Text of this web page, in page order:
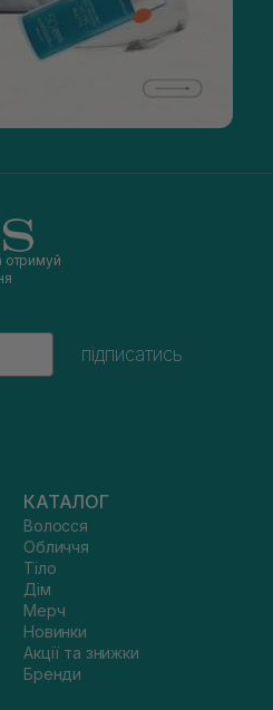
отримуй
підписатись
КАТАЛОГ
Волосся
Обличчя
Тіло
Дім
Мерч
Новинки
Акції та знижки
Бренди